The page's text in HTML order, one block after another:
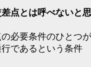
点とは呼べないと
必要条件のひとつ
であるという条件